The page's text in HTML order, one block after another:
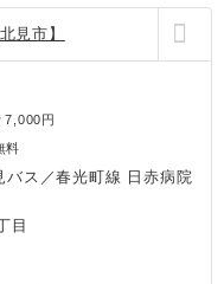
見市】
7,000円
料
ス／春光町線 日赤病院
目